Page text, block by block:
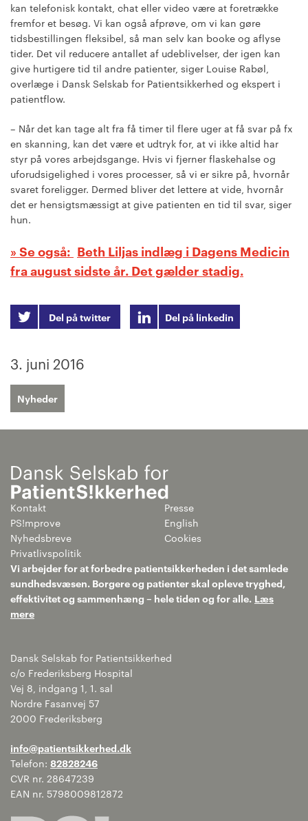
kan telefonisk kontakt, chat eller video være at foretrække
fremfor et besøg. Vi kan også afprøve, om vi kan gøre
tidsbestillingen fleksibel, så man selv kan booke og aflyse
tider. Det vil reducere antallet af udeblivelser, der igen kan
give hurtigere tid til andre patienter, siger Louise Rabøl,
overlæge i Dansk Selskab for Patientsikkerhed og ekspert i
patientflow.
– Når det kan tage alt fra få timer til flere uger at få svar på fx
en skanning, kan det være et udtryk for, at vi ikke altid har
styr på vores arbejdsgange. Hvis vi fjerner flaskehalse og
uforudsigelighed i vores processer, så vi er sikre på, hvornår
svaret foreligger. Dermed bliver det lettere at vide, hvornår
det er hensigtsmæssigt at give patienten en tid til svar, siger
hun.
Beth Liljas indlæg i Dagens Medicin
fra august sidste år. Det gælder stadig.
Del på twitter Del på linkedin
3. juni 2016
Nyheder
Kontakt
Presse
PS!mprove
English
Nyhedsbreve
Cookies
Privatlivspolitik
Vi arbejder for at forbedre patientsikkerheden i det samlede
sundhedsvæsen. Borgere og patienter skal opleve tryghed,
effektivitet og sammenhæng – hele tiden og for alle. Læs
mere
Dansk Selskab for Patientsikkerhed
c/o Frederiksberg Hospital
Vej 8, indgang 1, 1. sal
Nordre Fasanvej 57
2000 Frederiksberg
info@patientsikkerhed.dk
Telefon: 82828246
CVR nr. 28647239
EAN nr. 5798009812872